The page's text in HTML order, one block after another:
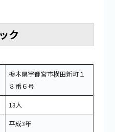
ク
栃木県宇都宮市横田新町１
８番６号
13人
平成3年